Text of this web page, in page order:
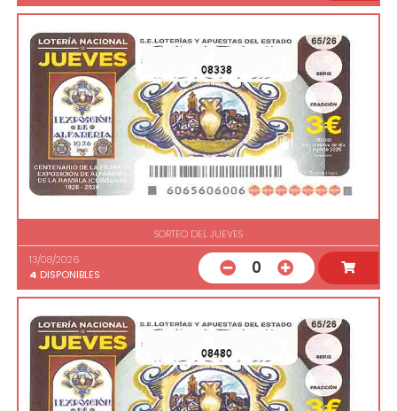
08338
SORTEO DEL JUEVES
13/08/2026
4 DISPONIBLES 0
08480